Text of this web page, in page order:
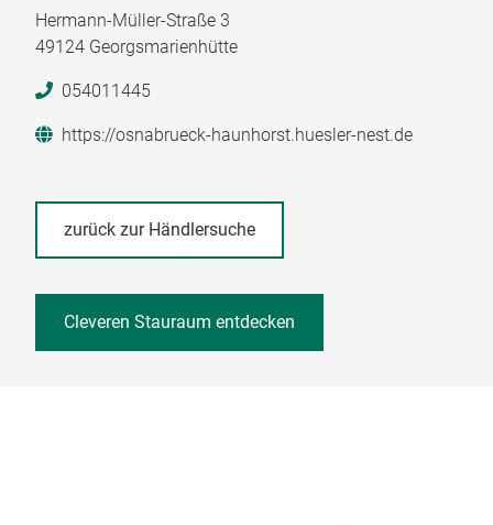
Hermann-Müller-Straße 3
49124 Georgsmarienhütte
054011445
https://osnabrueck-haunhorst.huesler-nest.de
zurück zur Händlersuche
Cleveren Stauraum entdecken